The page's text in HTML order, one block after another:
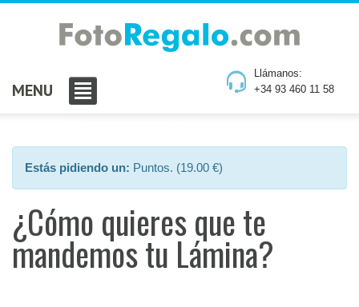
Llámanos:
+34 93 460 11 58
MENU
Estás pidiendo un: Puntos. (19.00 €)
¿Cómo quieres que te
mandemos tu Lámina?